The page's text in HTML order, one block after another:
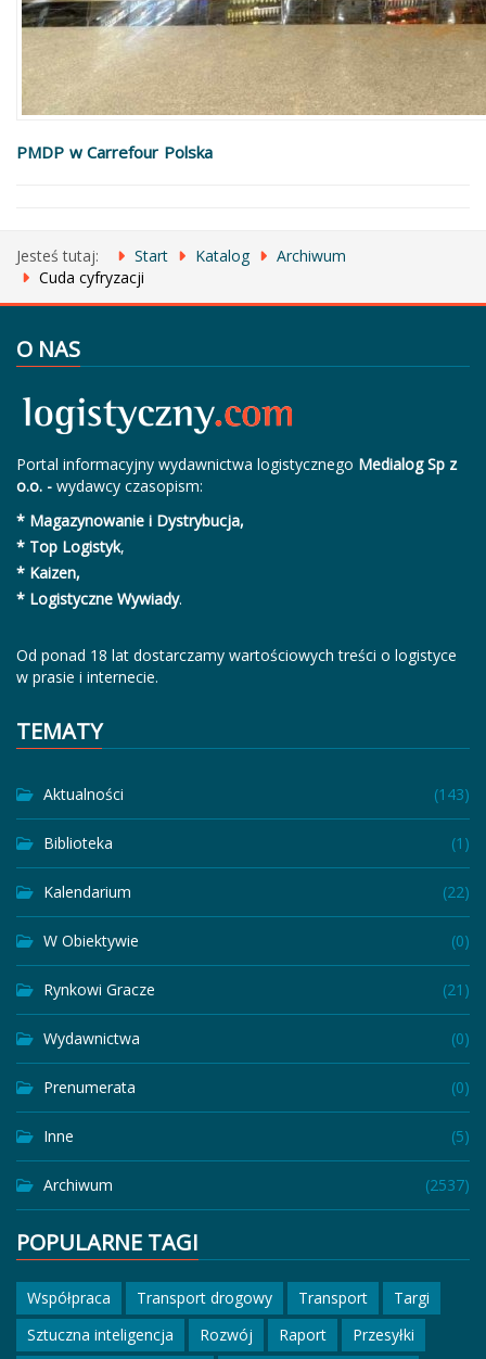
PMDP w Carrefour Polska
Jesteś tutaj: Start Katalog
Archiwum
Cuda cyfryzacji
O NAS
Portal informacyjny wydawnictwa logistycznego Medialog Sp z
o.o. - wydawcy czasopism:
* Magazynowanie i Dystrybucja,
* Top Logistyk,
* Kaizen,
* Logistyczne Wywiady.
Od ponad 18 lat dostarczamy wartościowych treści o logistyce
w prasie i internecie.
TEMATY
Aktualności (143)
Biblioteka (1)
Kalendarium (22)
W Obiektywie (0)
Rynkowi Gracze (21)
Wydawnictwa (0)
Prenumerata (0)
Inne (5)
Archiwum (2537)
POPULARNE TAGI
Współpraca Transport drogowy Transport
Targi
Sztuczna inteligencja
Rozwój Raport Przesyłki